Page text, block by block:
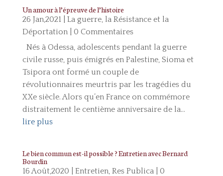
Un amour à l’épreuve de l’histoire
26 Jan,2021| La guerre, la Résistance et la
Déportation| 0 Commentaires
Nés à Odessa, adolescents pendant la guerre
civile russe, puis émigrés en Palestine, Sioma et
Tsipora ont formé un couple de
révolutionnaires meurtris par les tragédies du
XXe siècle. Alors qu’en France on commémore
distraitement le centième anniversaire de la...
lire plus
Le bien commun est-il possible ? Entretien avec Bernard
Bourdin
16 Août,2020 Entretien, Res Publica| 0